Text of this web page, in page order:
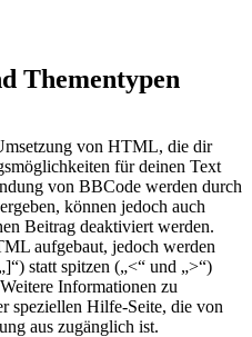
Thementypen
von HTML, die dir
für deinen Text
von BBCode werden durch
können jedoch auch
Beitrag deaktiviert werden.
aufgebaut, jedoch werden
statt spitzen („<“ und „>“)
Informationen zu
speziellen Hilfe-Seite, die von
aus zugänglich ist.